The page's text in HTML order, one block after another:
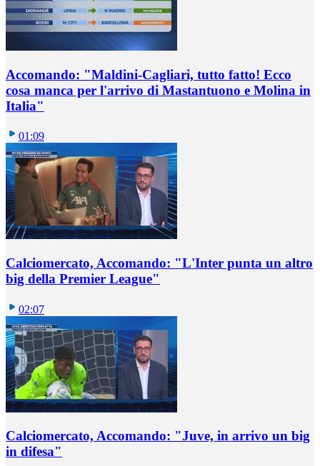
Accomando: "Maldini-Cagliari, tutto fatto! Ecco
cosa manca per l'arrivo di Mastantuono e Molina in
Italia"
01:09
Calciomercato, Accomando: "L'Inter punta un altro
big della Premier League"
02:07
Calciomercato, Accomando: "Juve, in arrivo un big
in difesa"